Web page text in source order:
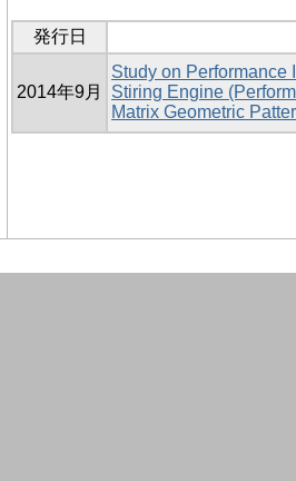
発行日
2014年9月
Study on Performance
Stiring Engine
Matrix Geometric